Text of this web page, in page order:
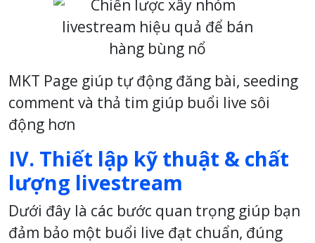
MKT Page giúp tự động đăng bài, seeding
comment và thả tim giúp buổi live sôi
động hơn
IV. Thiết lập kỹ thuật & chất
lượng livestream
Dưới đây là các bước quan trọng giúp bạn
đảm bảo một buổi live đạt chuẩn, đúng